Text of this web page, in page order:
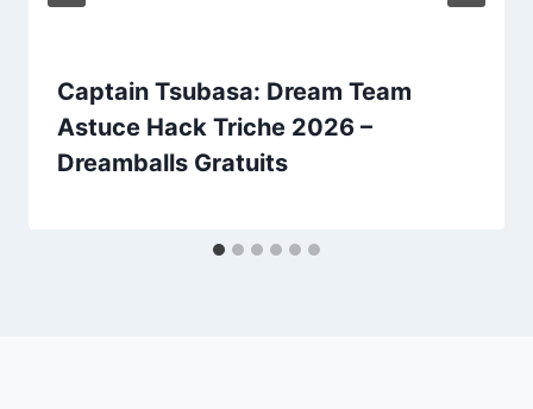
Captain Tsubasa: Dream Team
Astuce Hack Triche 2026 –
Dreamballs Gratuits